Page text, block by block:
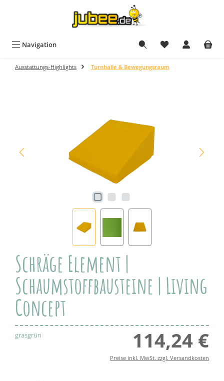
Navigation Du hast 0
Ausstattungs-Highlights Turnhalle & Bewegungsraum
Schräge Element |
Schaumstoffbausteine | Living
Concept
grasgrün 114,24 €
Preise inkl. MwSt. zzgl. Versandkosten